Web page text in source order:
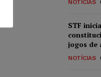
NOTÍCIAS
STF
jogos de
NOTÍCIAS